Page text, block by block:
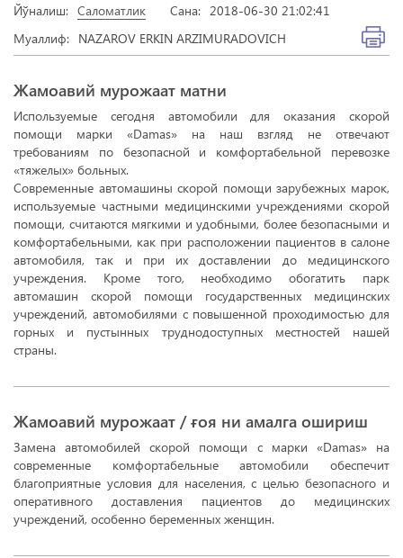
Йўналиш: Саломатлик Сана: 2018-06-30 21:02:41
Муаллиф: NAZAROV ERKIN ARZIMURADOVICH
Жамоавий мурожаат матни
Используемые сегодня автомобили для оказания скорой
помощи марки «Damas» на наш взгляд не отвечают
требованиям по безопасной и комфортабельной перевозке
«тяжелых» больных.
Современные автомашины скорой помощи зарубежных марок,
используемые частными медицинскими учреждениями скорой
помощи, считаются мягкими и удобными, более безопасными и
комфортабельными, как при расположении пациентов в салоне
автомобиля, так и при их доставлении до медицинского
учреждения. Кроме того, необходимо обогатить парк
автомашин скорой помощи государственных медицинских
учреждений, автомобилями с повышенной проходимостью для
горных и пустынных труднодоступных местностей нашей
страны.
Жамоавий мурожаат / ғоя ни амалга ошириш
Замена автомобилей скорой помощи с марки «Damas» на
современные комфортабельные автомобили обеспечит
благоприятные условия для населения, с целью безопасного и
оперативного доставления пациентов до медицинских
учреждений, особенно беременных женщин.